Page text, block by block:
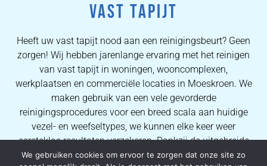
VAST TAPIJT
Heeft uw vast tapijt nood aan een reinigingsbeurt? Geen
zorgen! Wij hebben jarenlange ervaring met het reinigen
van vast tapijt in woningen, wooncomplexen,
werkplaatsen en commerciële locaties in Moeskroen. We
maken gebruik van een vele gevorderde
reinigingsprocedures voor een breed scala aan huidige
vezel- en weefseltypes, we kunnen elke keer weer
eersteklas resultaten verzekeren. Dankzij de uitgebreide
kennis van onze operators kunnen wij al onze
We gebruiken cookies om ervoor te zorgen dat onze site zo